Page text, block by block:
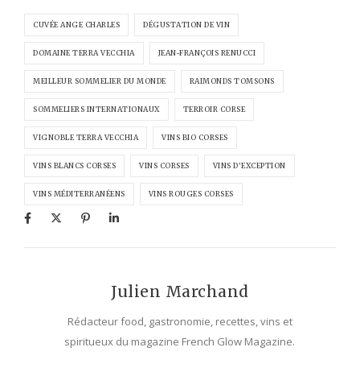
CUVÉE ANGE CHARLES DÉGUSTATION DE VIN
DOMAINE TERRA VECCHIA JEAN-FRANÇOIS RENUCCI
MEILLEUR SOMMELIER DU MONDE RAIMONDS TOMSONS
SOMMELIERS INTERNATIONAUX TERROIR CORSE
VIGNOBLE TERRA VECCHIA VINS BIO CORSES
VINS BLANCS CORSES VINS CORSES VINS D’EXCEPTION
VINS MÉDITERRANÉENS VINS ROUGES CORSES
Julien Marchand
Rédacteur food, gastronomie, recettes, vins et
spiritueux du magazine French Glow Magazine.